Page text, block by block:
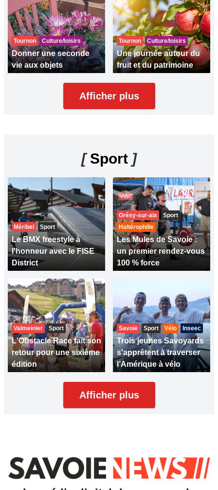
Tournon Culture/loisirs
Donner une seconde
vie aux objets
Tournon Culture/loisirs
Une journée autour du
fruit et du patrimoine
Afficher plus
[Sport ]
Méribel Sport
Le BMX freestyle à
l'honneur avec le FISE
District
Grésy-sur-aix
Sport
Haltérophilie
Les Mules de Savoie :
un premier rendez-vous
100 % force
Valmeinier Sport
L'Obstacle Race fait son
retour pour une sixième
édition
Savoie Sport Vélo Inseec
Trois jeunes Savoyards
s'apprêtent à traverser
l’Amérique à vélo
Afficher plus